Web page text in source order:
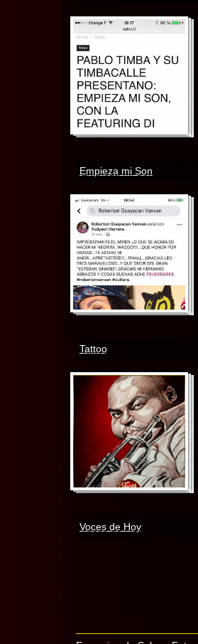
Empieza mi Son
Tattoo
Voces de Hoy